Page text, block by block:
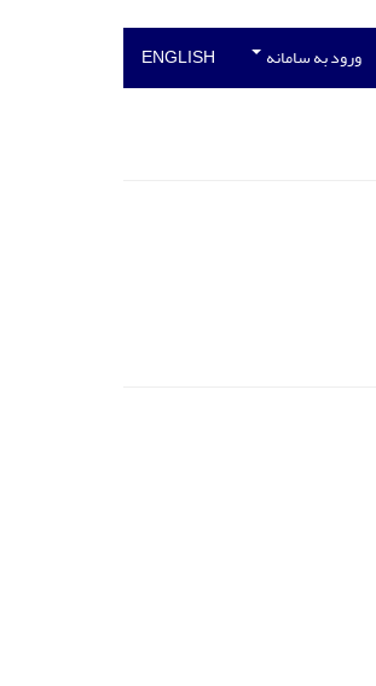
ورود به سامانه ENGLISH